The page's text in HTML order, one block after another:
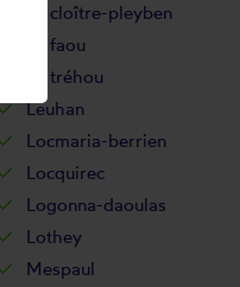
Le cloître-pleyben
Le faou
Le tréhou
Leuhan
Locmaria-berrien
Locquirec
Logonna-daoulas
Lothey
Mespaul